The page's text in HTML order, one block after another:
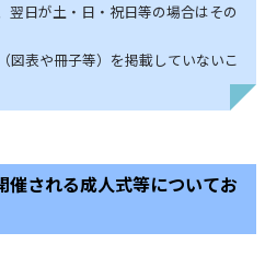
翌日が土・日・祝日等の場合はその
図表や冊子等）を掲載していないこ
催される成人式等についてお